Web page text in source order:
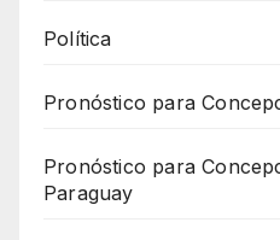
Política
Pronóstico para
Pronóstico para
Paraguay